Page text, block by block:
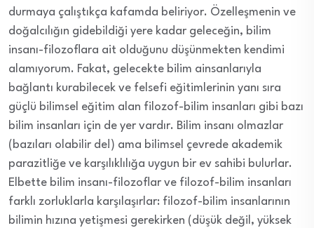
durmaya çalıştıkça kafamda beliriyor. Özelleşmenin ve
doğalcılığın gidebildiği yere kadar geleceğin, bilim
insanı-filozoflara ait olduğunu düşünmekten kendimi
alamıyorum. Fakat, gelecekte bilim ainsanlarıyla
bağlantı kurabilecek ve felsefi eğitimlerinin yanı sıra
güçlü bilimsel eğitim alan filozof-bilim insanları gibi bazı
bilim insanları için de yer vardır. Bilim insanı olmazlar
(bazıları olabilir de!) ama bilimsel çevrede akademik
parazitliğe ve karşılıklılığa uygun bir ev sahibi bulurlar.
Elbette bilim insanı-filozoflar ve filozof-bilim insanları
farklı zorluklarla karşılaşırlar: filozof-bilim insanlarının
bilimin hızına yetişmesi gerekirken (düşük değil, yüksek